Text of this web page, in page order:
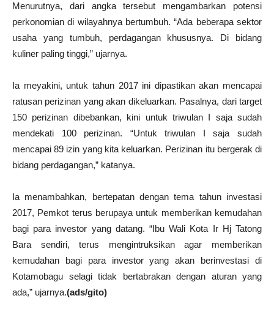
Menurutnya, dari angka tersebut mengambarkan potensi
perkonomian di wilayahnya bertumbuh. “Ada beberapa sektor
usaha yang tumbuh, perdagangan khususnya. Di bidang
kuliner paling tinggi,” ujarnya.
Ia meyakini, untuk tahun 2017 ini dipastikan akan mencapai
ratusan perizinan yang akan dikeluarkan. Pasalnya, dari target
150 perizinan dibebankan, kini untuk triwulan I saja sudah
mendekati 100 perizinan. “Untuk triwulan I saja sudah
mencapai 89 izin yang kita keluarkan. Perizinan itu bergerak di
bidang perdagangan,” katanya.
Ia menambahkan, bertepatan dengan tema tahun investasi
2017, Pemkot terus berupaya untuk memberikan kemudahan
bagi para investor yang datang. “Ibu Wali Kota Ir Hj Tatong
Bara sendiri, terus mengintruksikan agar memberikan
kemudahan bagi para investor yang akan berinvestasi di
Kotamobagu selagi tidak bertabrakan dengan aturan yang
ada,” ujarnya.(ads/gito)